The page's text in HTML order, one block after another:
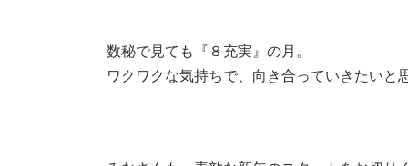
数秘で見ても『８充実』の月。
ワクワクな気持ちで、向き合っていきたいと